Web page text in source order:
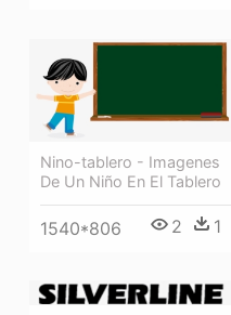
Nino-tablero - Imagenes
De Un Niño En El Tablero
1540*806 2 1